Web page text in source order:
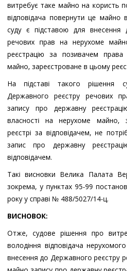
витребує таке майно на користь
відповідача повернути це майно
суду є підставою для внесення
речових прав на нерухоме
реєстрацію за позивачем
майно, зареєстроване в цьому
На підставі такого рішення
Державного реєстру речових
запису про державну
власності на нерухоме майно,
реєстрі за відповідачем, не
запис про державну
відповідачем.
Такі висновки Велика Палата
зокрема, у пунктах 95-99
року у справі № 488/5027/14-ц.
ВИСНОВОК:
Отже, судове рішення про
володіння відповідача
внесення до Державного реєстру